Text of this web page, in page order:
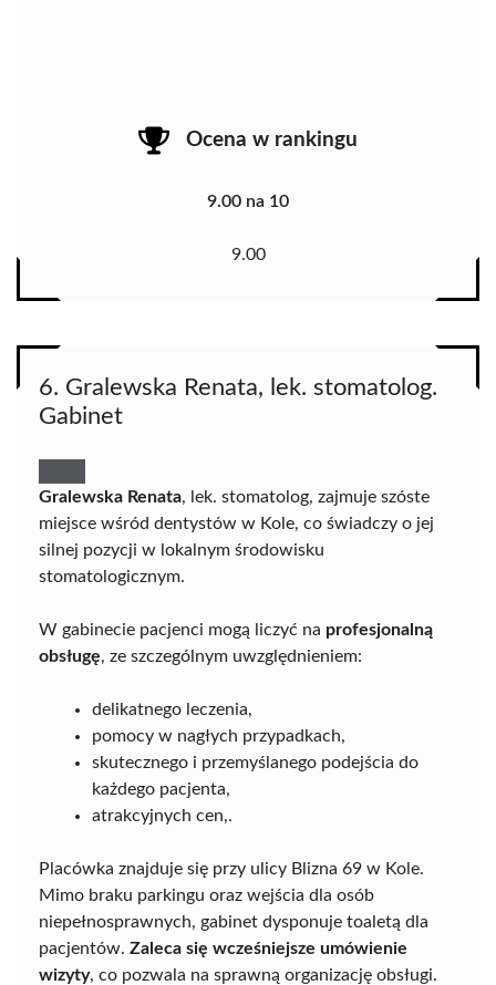
Ocena w rankingu
9.00 na 10
9.00
6. Gralewska Renata, lek. stomatolog.
Gabinet
Gralewska Renata, lek. stomatolog, zajmuje szóste
miejsce wśród dentystów w Kole, co świadczy o jej
silnej pozycji w lokalnym środowisku
stomatologicznym.
W gabinecie pacjenci mogą liczyć na profesjonalną
obsługę, ze szczególnym uwzględnieniem:
delikatnego leczenia,
pomocy w nagłych przypadkach,
skutecznego i przemyślanego podejścia do
każdego pacjenta,
atrakcyjnych cen,.
Placówka znajduje się przy ulicy Blizna 69 w Kole.
Mimo braku parkingu oraz wejścia dla osób
niepełnosprawnych, gabinet dysponuje toaletą dla
pacjentów. Zaleca się wcześniejsze umówienie
wizyty, co pozwala na sprawną organizację obsługi.